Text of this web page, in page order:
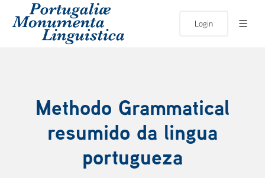
Login
Methodo Grammatical
resumido da lingua
portugueza